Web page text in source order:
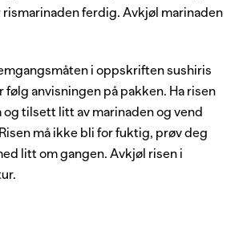
sjøgress
ferdig. Avkjøl marinaden
i oppskriften sushiris
følg anvisningen på pakken. Ha risen
og tilsett litt av marinaden og vend
må ikke bli for fuktig, prøv deg
litt om gangen. Avkjøl risen i